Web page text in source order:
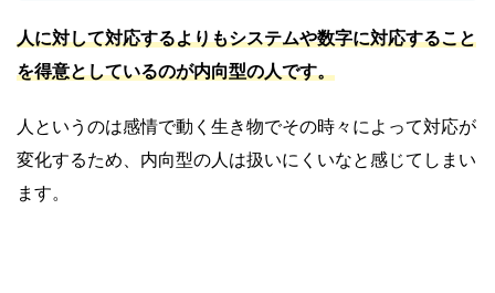
人に対して対応するよりもシステムや数字に対応すること
を得意としているのが内向型の人です。
人というのは感情で動く生き物でその時々によって対応が
変化するため、内向型の人は扱いにくいなと感じてしまい
ます。